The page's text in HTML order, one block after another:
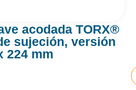
acodada TORX®
sujeción, versión
224 mm